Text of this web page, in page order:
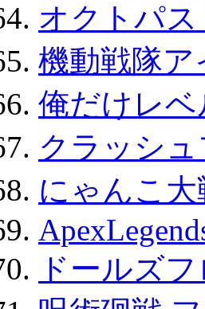
オクトパ
機動戦隊
俺だけレ
クラッシ
にゃんこ大
ドールズ